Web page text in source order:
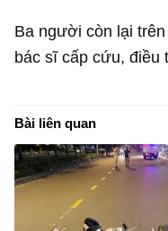
Ba người còn lại
bác sĩ cấp cứu, điều
Bài liên quan